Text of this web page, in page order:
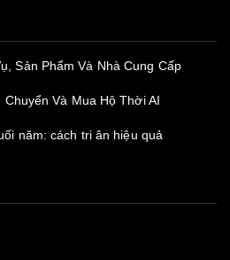
Sản Phẩm Và Nhà Cung Cấp
Và Mua Hộ Thời AI
năm: cách tri ân hiệu quả